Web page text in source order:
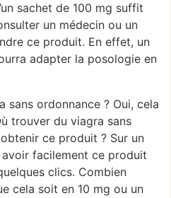
sachet de 100 mg suffit
un médecin ou un
ce produit. En effet, un
adapter la posologie en
sans ordonnance ? Oui, cela
trouver du viagra sans
ce produit ? Sur un
facilement ce produit
clics. Combien
cela soit en 10 mg ou un